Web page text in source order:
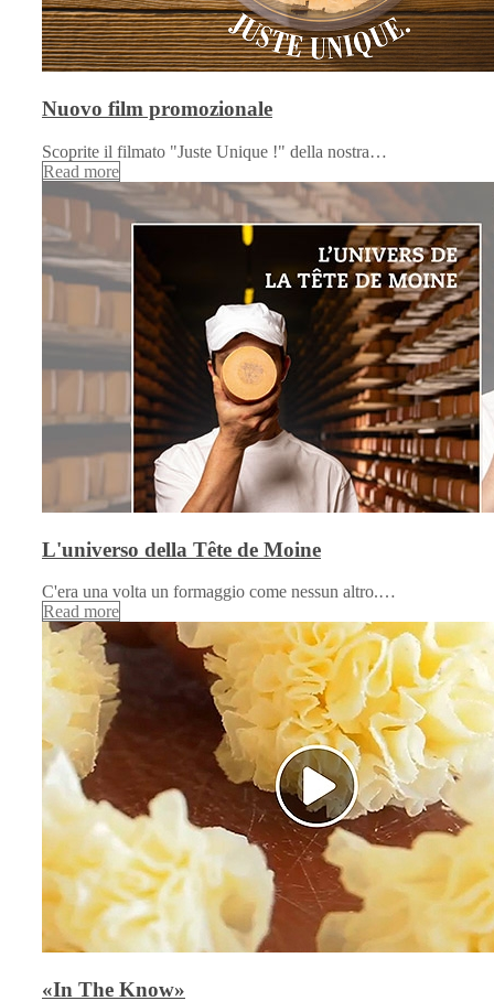
Nuovo film promozionale
Scoprite il filmato "Juste Unique !" della nostra…
Read more
L'universo della Tête de Moine
C'era una volta un formaggio come nessun altro.…
Read more
«In The Know»